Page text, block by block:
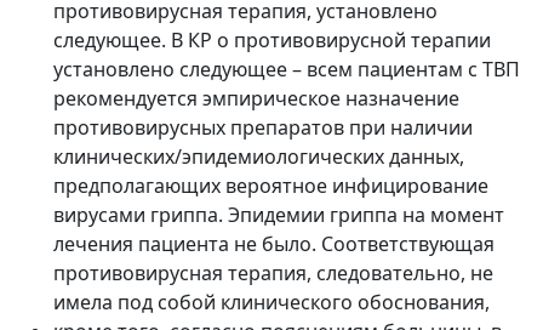
противовирусная терапия, установлено
следующее. В КР о противовирусной терапии
установлено следующее – всем пациентам с ТВП
рекомендуется эмпирическое назначение
противовирусных препаратов при наличии
клинических/эпидемиологических данных,
предполагающих вероятное инфицирование
вирусами гриппа. Эпидемии гриппа на момент
лечения пациента не было. Соответствующая
противовирусная терапия, следовательно, не
имела под собой клинического обоснования,